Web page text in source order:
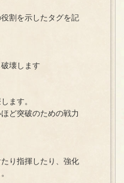
割を示したタグを記
壊します
ます。
ど突破のための戦力
り指揮したり、強化